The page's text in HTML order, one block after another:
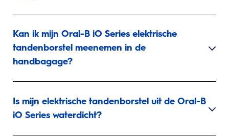
Kan ik mijn Oral-B iO Series elektrische
tandenborstel meenemen in de
handbagage?
Is mijn elektrische tandenborstel uit de Oral-B
iO Series waterdicht?